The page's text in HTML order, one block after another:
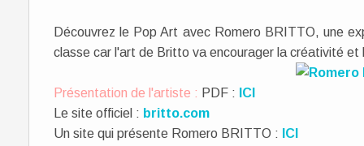
Découvrez le Pop Art avec Romero BRITTO, une
classe car l'art de Britto va encourager la créativité
Présentation de l'artiste : PDF : ICI
Le site officiel : britto.com
Un site qui présente Romero BRITTO : ICI